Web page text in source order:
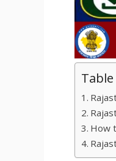
How